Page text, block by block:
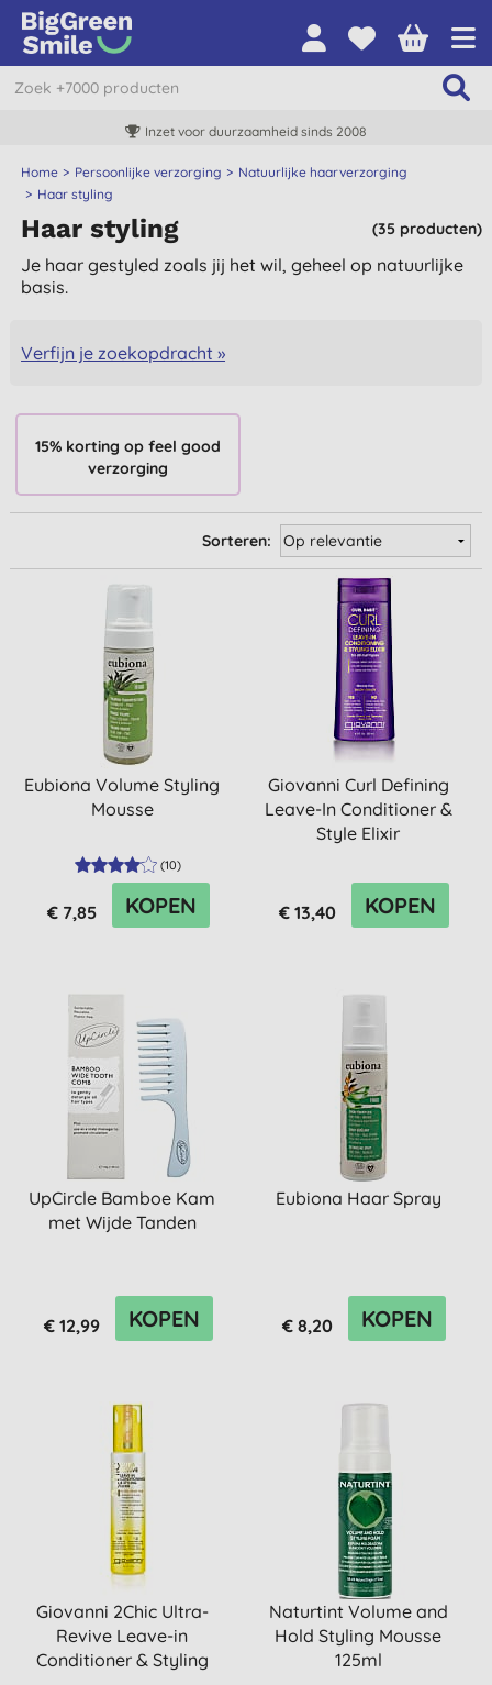
Inzet voor duurzaamheid sinds 2008
Home Persoonlijke verzorging
Natuurlijke haarverzorging
Haar styling
(35 producten)
Haar styling
Je haar gestyled zoals jij het wil, geheel op natuurlijke
basis.
Verfijn je zoekopdracht »
15% korting op feel good
verzorging
Sorteren:
Eubiona Volume Styling
Mousse
(10)
€ 7,85 KOPEN
Giovanni Curl Defining
Leave-In Conditioner &
Style Elixir
€ 13,40 KOPEN
UpCircle Bamboe Kam
met Wijde Tanden
€ 12,99 KOPEN
Eubiona Haar Spray
€ 8,20 KOPEN
Giovanni 2Chic Ultra-
Revive Leave-in
Conditioner & Styling
Naturtint Volume and
Hold Styling Mousse
125ml